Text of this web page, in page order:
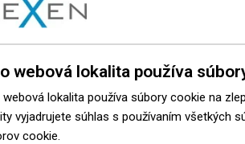
Dostupnosť tovaru
výrobky na vás čakajú v
sklade.Vždy pripravený na
prepravu!
webová lokalita používa
webová lokalita používa súbory cookie na
vyjadrujete súhlas s používaním všetkých
cookie.